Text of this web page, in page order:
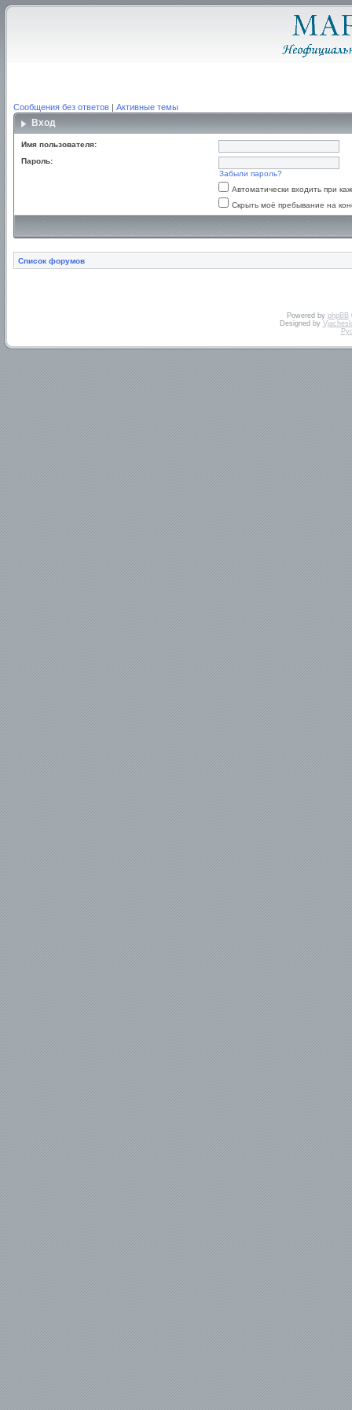
Сообщения без ответов | Активные темы
Вход
Имя пользователя:
Пароль:
Забыли пароль?
Автоматически входить при
Скрыть моё пребывание на
Список форумов
Powered by phpBB
Designed by